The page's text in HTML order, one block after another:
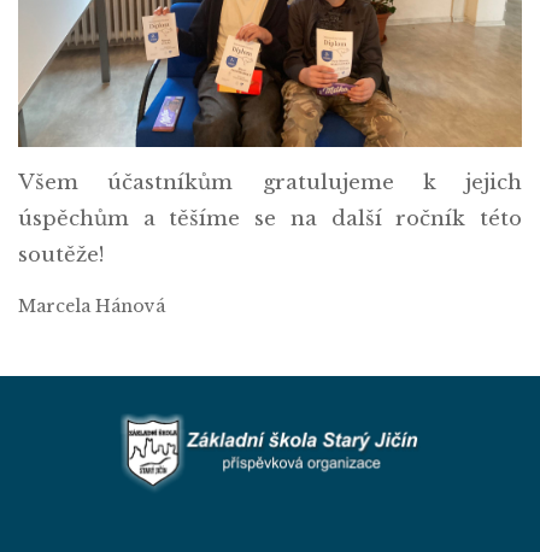
Všem účastníkům gratulujeme k jejich
úspěchům a těšíme se na další ročník této
soutěže!
Marcela Hánová